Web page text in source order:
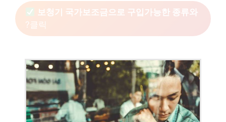
보청기 국가보조금으로 구입가능한 종류와
?클릭